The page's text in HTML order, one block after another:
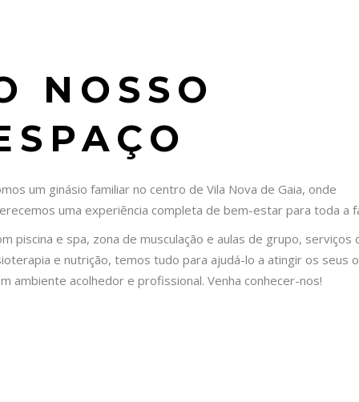
NOSSO
um ginásio familiar no centro de Vila Nova de Gaia, onde
uma experiência completa de bem-estar para toda a
piscina e spa, zona de musculação e aulas de grupo, serviços
e nutrição, temos tudo para ajudá-lo a atingir os seus
ambiente acolhedor e profissional. Venha conhecer-nos!